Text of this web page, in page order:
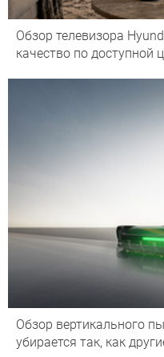
Обзор телевизора
качество по доступной
Обзор вертикального
убирается так, как